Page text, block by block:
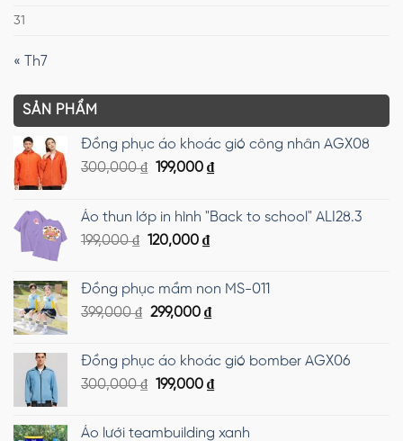
31
« Th7
SẢN PHẨM
Đồng phục áo khoác gió công nhân AGX08
300,000₫ Giá
300,000 ₫.
199,000 ₫Giá
là:
Áo thun lớp in hình "Back to school" ALI28.3
199,000₫ Giá
199,000 ₫.
120,000 ₫Giá
là:
120,000 ₫.
Đồng phục mầm non MS-011
399,000₫ Giá
399,000 ₫.
299,000 ₫Giá
là:
299,000 ₫.
Đồng phục áo khoác gió bomber AGX06
300,000₫ Giá
199,000 ₫Giá
Áo lưới teambuilding xanh